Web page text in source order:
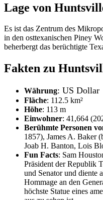
Lage von
Es ist das Zentrum des
in den osttexanischen Piney
beherbergt das berüchtigte
Fakten zu
Währung: US Dollar
Fläche: 112.5 km²
Höhe: 113 m
Einwohner: 41,664
Berühmte Personen
1857), James A. Baker
Joab H. Banton, Lois
Fun Facts: Sam
Präsident der Republik
und Senator und diente
Hommage an den
höchste Statue eines